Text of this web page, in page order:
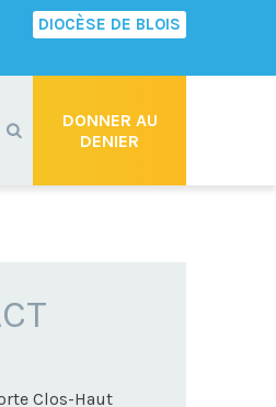
DIOCÈSE DE BLOIS
DONNER AU
DENIER
Clos-Haut